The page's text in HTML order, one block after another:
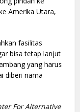
Amerika Utara,
fasilitas
bisa tetap lanjut
yang harus
diberi nama
For Alternative